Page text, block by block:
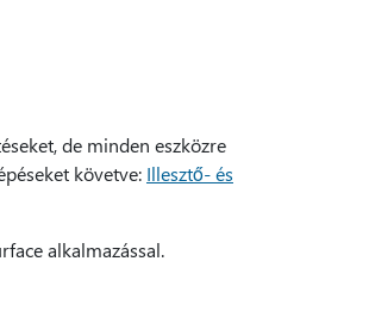
de minden eszközre
követve: Illesztő- és
alkalmazással.